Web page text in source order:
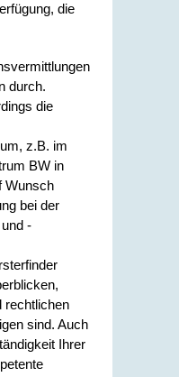
die
durch.
die
z.B. im
BW in
Wunsch
bei der
-
rechtlichen
sind. Auch
Ihrer